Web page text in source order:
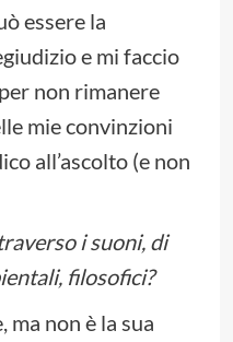
essere la
e mi faccio
non rimanere
mie convinzioni
all’ascolto (e non
i suoni, di
filosofici?
ma non è la sua